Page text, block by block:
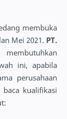
membuka
Mei 2021. PT.
membutuhkan
ini, apabila
perusahaan
baca kualifikasi